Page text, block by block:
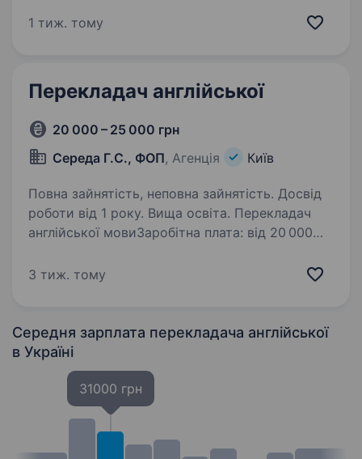
нашого партнера — власника бізнесу у сфері
1 тиж. тому
Перекладач англійської
20 000 – 25 000 грн
Середа Г.С., ФОП, Агенція Київ
Повна зайнятість, неповна зайнятість. Досвід
роботи від 1 року. Вища освіта. Перекладач
англійської мовиЗаробітна плата: від 20 000
та зайнятості) Тип зайнятості: Повна
формат…
3 тиж. тому
Середня зарплата перекладача англійської
в Україні
31000 грн